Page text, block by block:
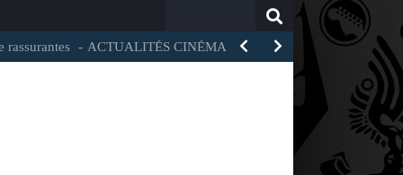
ACTUALITÉS CINÉMA – Ubisoft a annoncé l’adaptation